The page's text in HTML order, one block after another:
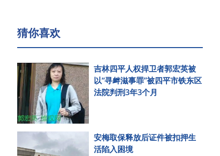
猜你喜欢
吉林四平人权捍卫者郭宏英被
以“寻衅滋事罪”被四平市铁东区
法院判刑3年3个月
安梅取保释放后证件被扣押生
活陷入困境